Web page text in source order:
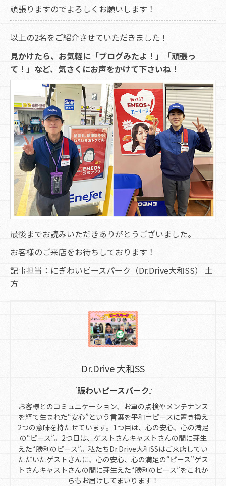
頑張りますのでよろしくお願いします！
以上の2名をご紹介させていただきました！
見かけたら、お気軽に「ブログみたよ！」「頑張っ
て！」など、気さくにお声をかけて下さいね！
最後までお読みいただきありがとうございました。
お客様のご来店をお待ちしております！
記事担当：にぎわいピースパーク（Dr.Drive大和SS） 土
方
Dr.Drive 大和SS
『賑わいピースパーク』
お客様とのコミュニケーション、お車の点検やメンテナンス
を経て生まれた“安心”という言葉を平和＝ピースに置き換え
2つの意味を持たせています。1つ目は、心の安心、心の満足
の“ピース”。2つ目は、ゲストさんキャストさんの間に芽生
えた“勝利のピース”。私たちDr.Drive大和SSはご来店してい
ただいたゲストさんに、心の安心、心の満足の“ピース”ゲス
トさんキャストさんの間に芽生えた“勝利のピース”をこれか
らもお届けしてまいります！